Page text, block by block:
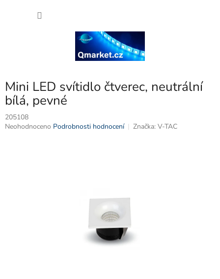
Mini LED svítidlo čtverec, neutrální
bílá, pevné
205108
Průměrné
Neohodnoceno Podrobnosti hodnocení Značka: V-TAC